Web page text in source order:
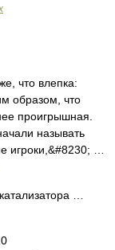
что влепка:
образом, что
проигрышная.
называть
игроки,&#8230; …
…